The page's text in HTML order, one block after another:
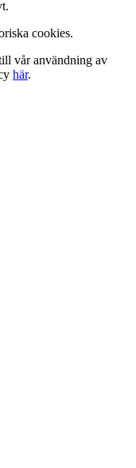
cookies.
vår användning av
här.